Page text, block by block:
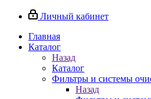
Личный кабинет
Главная
Каталог
Назад
Каталог
Фильтры и системы
Назад